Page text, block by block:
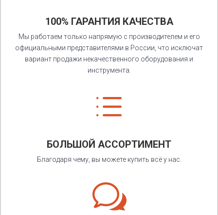
100% ГАРАНТИЯ КАЧЕСТВА
Мы работаем только напрямую с производителем и его
официальными представителями в России, что исключат
вариант продажи некачественного оборудования и
инструмента.
d
БОЛЬШОЙ АССОРТИМЕНТ
Благодаря чему, вы можете купить всё у нас.
w